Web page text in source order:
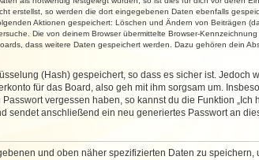
erstellst, so werden die dort eingegebenen Daten ebenfalls
Aktionen gespeichert: Löschen und Ändern von Beiträgen
Die von deinem Browser übermittelte Browser-
dass weitere Daten gespeichert werden. Dazu gehören dein
(Hash) gespeichert, so dass es sicher ist.
für das Board, also geh mit ihm sorgsam um.
vergessen haben, so kannst du die Funktion
sendet anschließend ein neu generiertes Passwort an
und oben näher spezifizierten Daten zu